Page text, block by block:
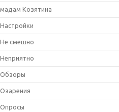
мадам Козятина
Настройки
Не смешно
Неприятно
Обзоры
Озарения
Опросы